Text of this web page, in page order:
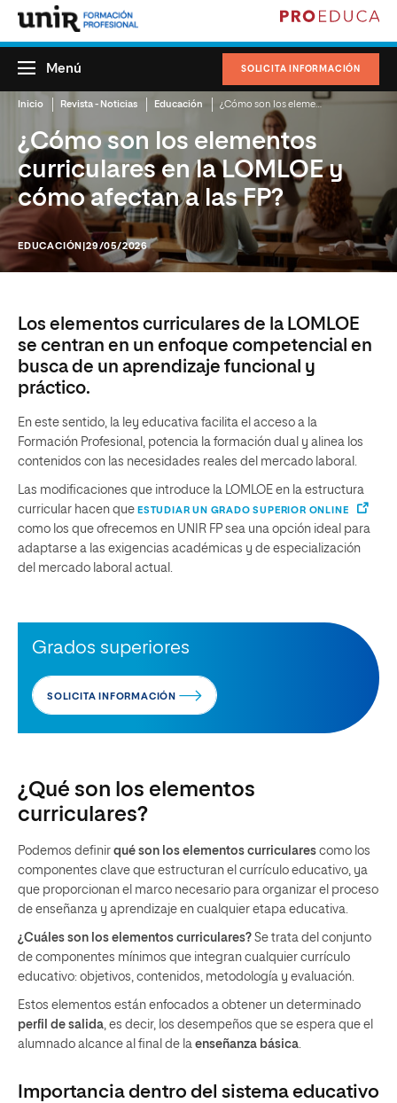
SOLICITA INFORMACIÓN
Menú
Inicio Revista - Noticias Educación ¿Cómo son los elementos curriculares en la LOMLOE y cómo afectan a las FP?
¿Cómo son los elementos
curriculares en la LOMLOE y
cómo afectan a las FP?
EDUCACIÓN |29/05/2026
Los elementos curriculares de la LOMLOE
se centran en un enfoque competencial en
busca de un aprendizaje funcional y
práctico.
En este sentido, la ley educativa facilita el acceso a la
Formación Profesional, potencia la formación dual y alinea los
contenidos con las necesidades reales del mercado laboral.
Las modificaciones que introduce la LOMLOE en la estructura
curricular hacen que ESTUDIAR UN GRADO SUPERIOR ONLINE
como los que ofrecemos en UNIR FP sea una opción ideal para
adaptarse a las exigencias académicas y de especialización
del mercado laboral actual.
Grados superiores
SOLICITA INFORMACIÓN
¿Qué son los elementos
curriculares?
Podemos definir qué son los elementos curriculares como los
componentes clave que estructuran el currículo educativo, ya
que proporcionan el marco necesario para organizar el proceso
de enseñanza y aprendizaje en cualquier etapa educativa.
¿Cuáles son los elementos curriculares? Se trata del conjunto
de componentes mínimos que integran cualquier currículo
educativo: objetivos, contenidos, metodología y evaluación.
Estos elementos están enfocados a obtener un determinado
perfil de salida, es decir, los desempeños que se espera que el
alumnado alcance al final de la enseñanza básica.
Importancia dentro del sistema educativo